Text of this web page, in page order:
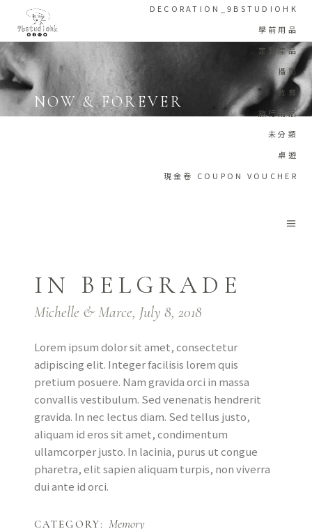
DECORATION_9BSTUDIOHK
學前用品
定製產品
攝影
教育
旅行用品
未分類
桌遊
現金卷 COUPON VOUCHER
NOW & FOREVER
IN BELGRADE
Michelle & Marce, July 8, 2018
Lorem ipsum dolor sit amet, consectetur
adipiscing elit. Integer facilisis lorem quis
pretium posuere. Nam gravida orci in massa
convallis vestibulum. Sed venenatis hendrerit
gravida. In nec lectus diam. Sed tellus justo,
aliquam id eros sit amet, condimentum
ullamcorper justo. In lacinia, purus ut congue
pharetra, elit sapien aliquam turpis, non viverra
dui ante id orci.
CATEGORY: Memory